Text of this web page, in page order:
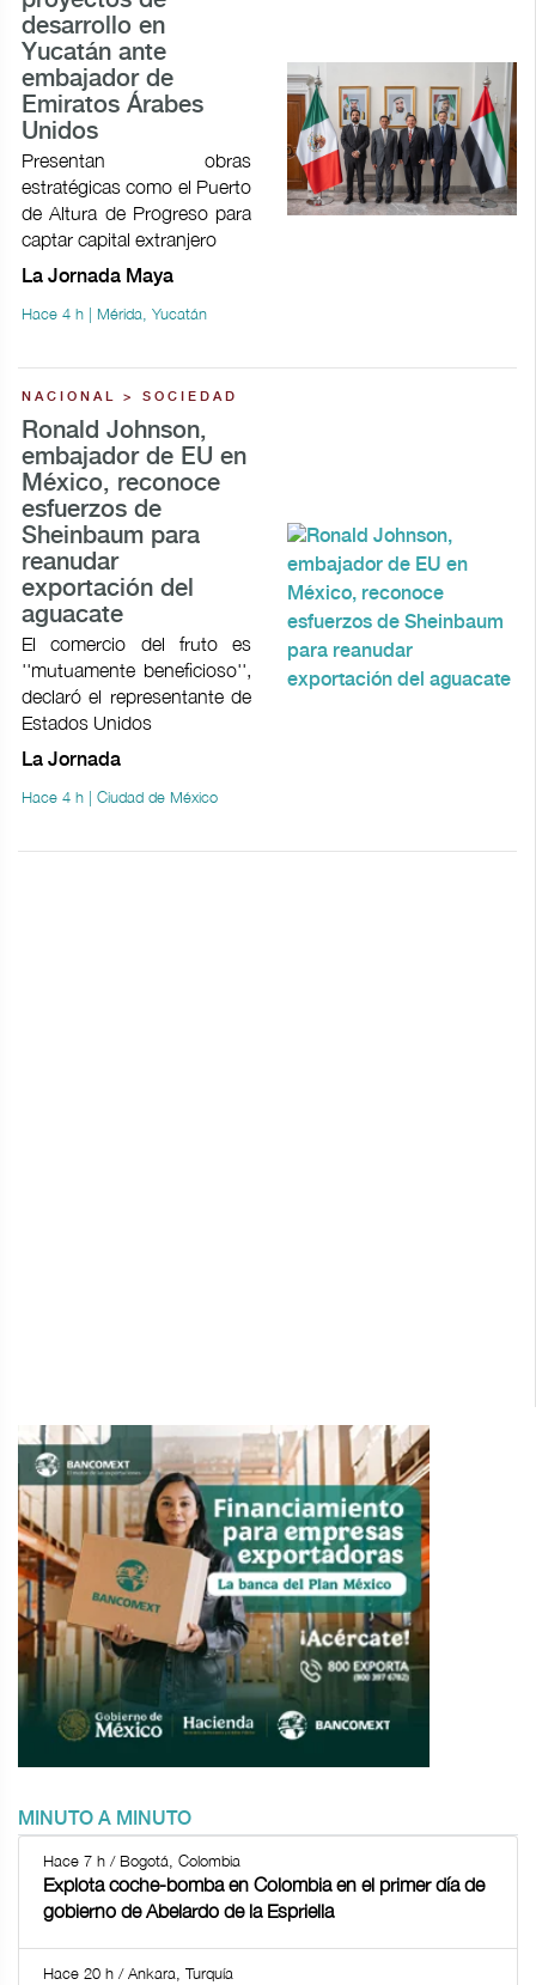
desarrollo en
Yucatán ante
embajador de
Emiratos Árabes
Unidos
Presentan obras
estratégicas como el Puerto
de Altura de Progreso para
captar capital extranjero
La Jornada Maya
Hace 4 h | Mérida, Yucatán
NACIONAL > SOCIEDAD
Ronald Johnson,
embajador de EU en
México, reconoce
esfuerzos de
Sheinbaum para
reanudar
exportación del
aguacate
El comercio del fruto es
''mutuamente beneficioso'',
declaró el representante de
Estados Unidos
La Jornada
Hace 4 h | Ciudad de México
MINUTO A MINUTO
Hace 7 h / Bogotá, Colombia
Explota coche-bomba en Colombia en el primer día de
gobierno de Abelardo de la Espriella
Hace 20 h / Ankara, Turquía